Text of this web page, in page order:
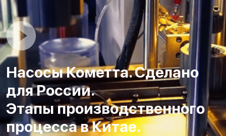
Насосы Кометта. Сделано
для России.
Этапы производственного
процесса в Китае.